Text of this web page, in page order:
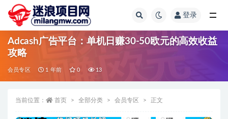
登录
Adcash广告平台：单机日赚30-50欧元的高效收益
攻略
会员专区 1 年前 0 13
当前位置： 首页 全部分类 会员专区 正文
全部